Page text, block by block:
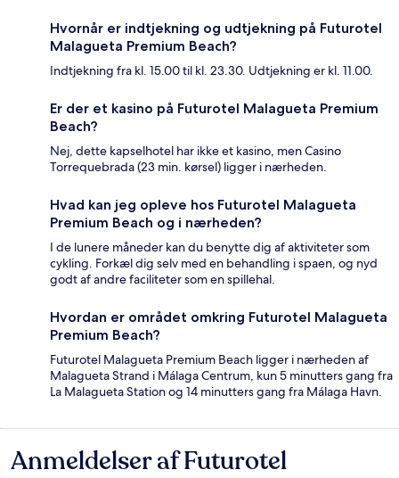
Hvornår er indtjekning og udtjekning på Futurotel
Malagueta Premium Beach?
Indtjekning fra kl. 15.00 til kl. 23.30. Udtjekning er kl. 11.00.
Er der et kasino på Futurotel Malagueta Premium
Beach?
Nej, dette kapselhotel har ikke et kasino, men Casino
Torrequebrada (23 min. kørsel) ligger i nærheden.
Hvad kan jeg opleve hos Futurotel Malagueta
Premium Beach og i nærheden?
I de lunere måneder kan du benytte dig af aktiviteter som
cykling. Forkæl dig selv med en behandling i spaen, og nyd
godt af andre faciliteter som en spillehal.
Hvordan er området omkring Futurotel Malagueta
Premium Beach?
Futurotel Malagueta Premium Beach ligger i nærheden af
Malagueta Strand i Málaga Centrum, kun 5 minutters gang fra
La Malagueta Station og 14 minutters gang fra Málaga Havn.
Anmeldelser
Anmeldelser af Futurotel